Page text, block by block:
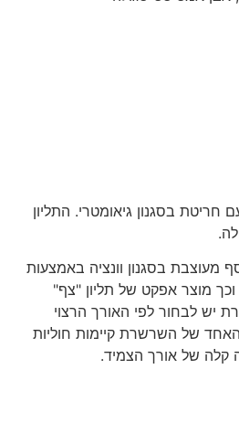
חריטת בסגנון גיאומטרי. התליון
מעוצבת בסגנון וונציה באמצעות
וכך מוצר אפקט של תליון "צף"
יש לבחור לפי האורך הרצוי
של השרשרת קיימות חוליות
קלה של אורך הצמיד.